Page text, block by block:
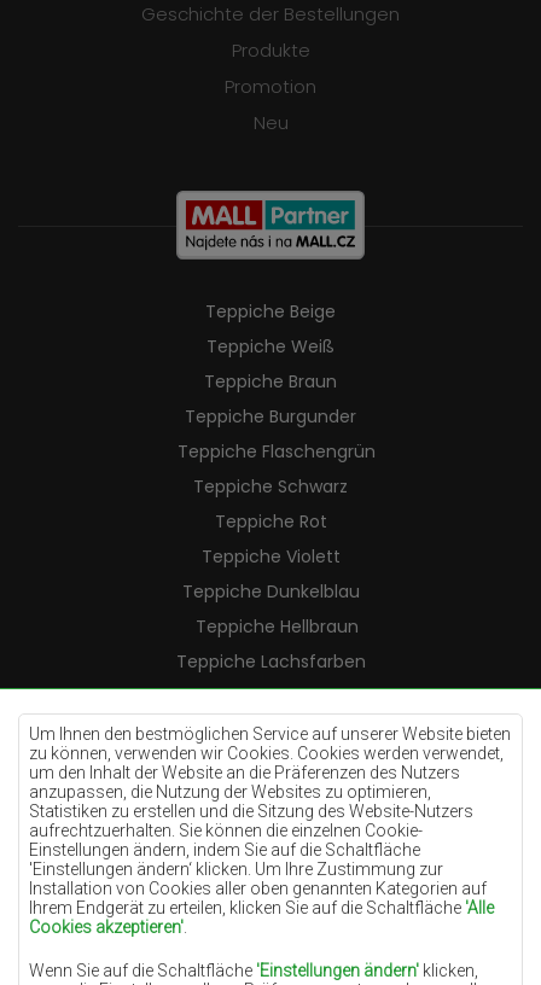
Um Ihnen den bestmöglichen Service auf unserer Website bieten
zu können, verwenden wir Cookies. Cookies werden verwendet,
um den Inhalt der Website an die Präferenzen des Nutzers
anzupassen, die Nutzung der Websites zu optimieren,
Statistiken zu erstellen und die Sitzung des Website-Nutzers
aufrechtzuerhalten. Sie können die einzelnen Cookie-
Einstellungen ändern, indem Sie auf die Schaltfläche
'Einstellungen ändern‘ klicken. Um Ihre Zustimmung zur
Installation von Cookies aller oben genannten Kategorien auf
Ihrem Endgerät zu erteilen, klicken Sie auf die Schaltfläche 'Alle
Cookies akzeptieren'
Wenn Sie auf die Schaltfläche 'Einstellungen ändern' klicken,
Geschichte der Bestellungen
Produkte
Promotion
Neu
Teppiche Beige
Teppiche Weiß
Teppiche Braun
Teppiche Burgunder
Teppiche Flaschengrün
Teppiche Schwarz
Teppiche Rot
Teppiche Violett
Teppiche Dunkelblau
Teppiche Hellbraun
Teppiche Lachsfarben
Teppiche Cremefarben
Teppiche Lilac
Teppiche Gelb
Teppiche Pfefferminz
Teppiche Blau
Teppiche Orange
Teppiche Rosa
Teppiche Terrakotte